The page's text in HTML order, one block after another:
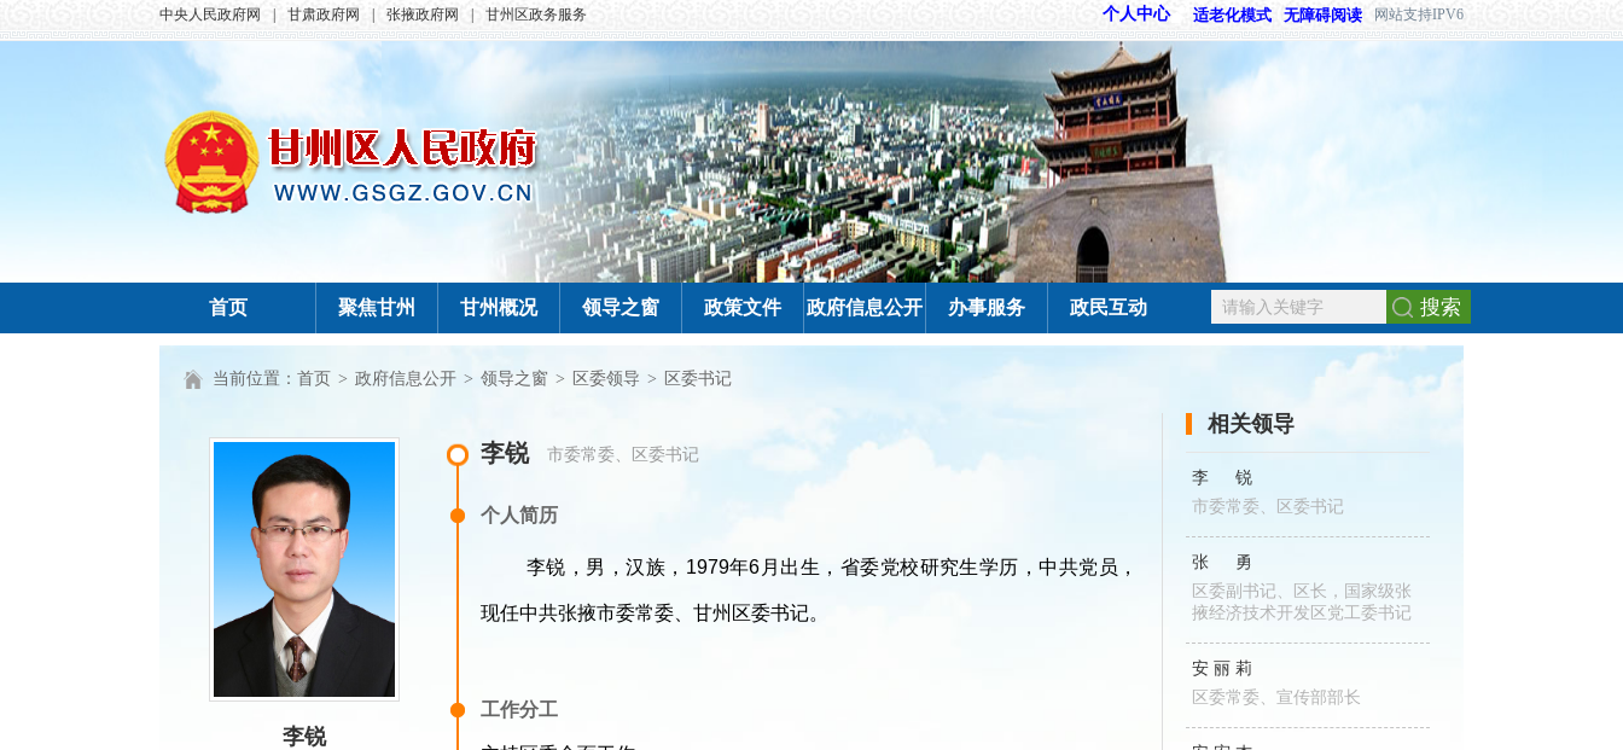
中央人民政府网 甘肃政府网 张掖政府网 甘州区政务服务 网站支持IPV6
无障碍阅读
适老化模式
个人中心
首页 聚焦甘州 甘州概况 领导之窗 政策文件 政府信息公开 办事服务 政民互动 搜索
当前位置： 首页 > 政府信息公开 > 领导之窗 > 区委领导 > 区委书记
李锐
李锐 市委常委、区委书记
个人简历
李锐，男，汉族，1979年6月出生，省委党校研究生学历，中共党员，
现任中共张掖市委常委、甘州区委书记。
工作分工
相关领导
李锐
市委常委、区委书记
张勇
区委副书记、区长，国家级张
掖经济技术开发区党工委书记
安丽莉
区委常委、宣传部部长